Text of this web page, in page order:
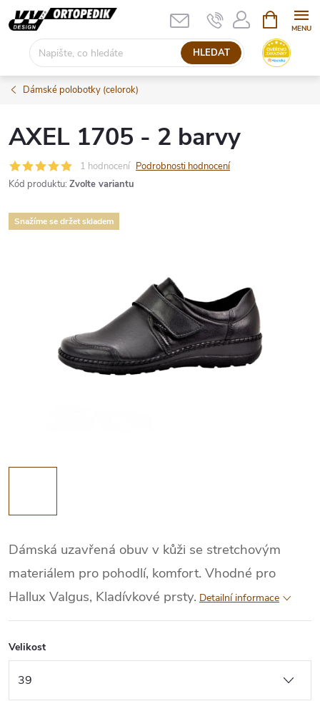
Přejít
na
HLEDAT
NÁKUPNÍ
KOŠÍK
Dámské polobotky (celorok)
AXEL 1705 - 2 barvy
1 hodnocení Podrobnosti hodnocení
Kód produktu: Zvolte variantu
Snažíme se držet skladem
Dámská uzavřená obuv v kůži se stretchovým
materiálem pro pohodlí, komfort. Vhodné pro
Hallux Valgus, Kladívkové prsty. Detailní informace
Velikost